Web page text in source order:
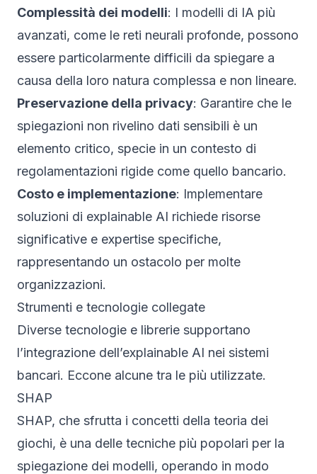
Complessità dei modelli: I modelli di IA più
avanzati, come le reti neurali profonde, possono
essere particolarmente difficili da spiegare a
causa della loro natura complessa e non lineare.
Preservazione della privacy: Garantire che le
spiegazioni non rivelino dati sensibili è un
elemento critico, specie in un contesto di
regolamentazioni rigide come quello bancario.
Costo e implementazione: Implementare
soluzioni di explainable AI richiede risorse
significative e expertise specifiche,
rappresentando un ostacolo per molte
organizzazioni.
Strumenti e tecnologie collegate
Diverse tecnologie e librerie supportano
l’integrazione dell’explainable AI nei sistemi
bancari. Eccone alcune tra le più utilizzate.
SHAP
SHAP, che sfrutta i concetti della teoria dei
giochi, è una delle tecniche più popolari per la
spiegazione dei modelli, operando in modo